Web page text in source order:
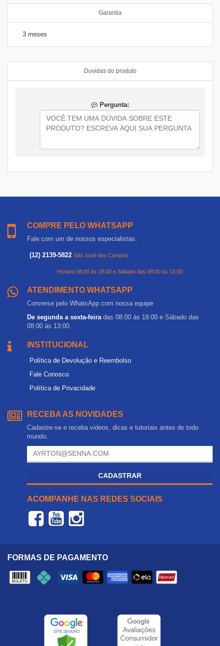
Garantia
3 meses
Duvidas do produto
Pergunta:
COMPRE PELO WHATSAPP
Fale com um de nossos especialistas.
(12) 2139-5822 São José dos Campos
Horário 08:00 às 18:00 e Sábado das 08:00 às 13:00
ATENDIMENTO WHATSAPP
Converse pelo WhatsApp com nossa equipe
De segunda a sexta-feira das 08:00 às 18:00 e Sábado das
08:00 às 13:00.
INSTITUCIONAL
Política de Devolução e Reembolso
Fale Conosco
Política de Privacidade
RECEBA AS NOVIDADES
Cadastre-se e receba videos, dicas e tutoriais antes de todo
mundo.
CADASTRAR
ACOMPANHE NAS REDES SOCIAIS
FORMAS DE PAGAMENTO